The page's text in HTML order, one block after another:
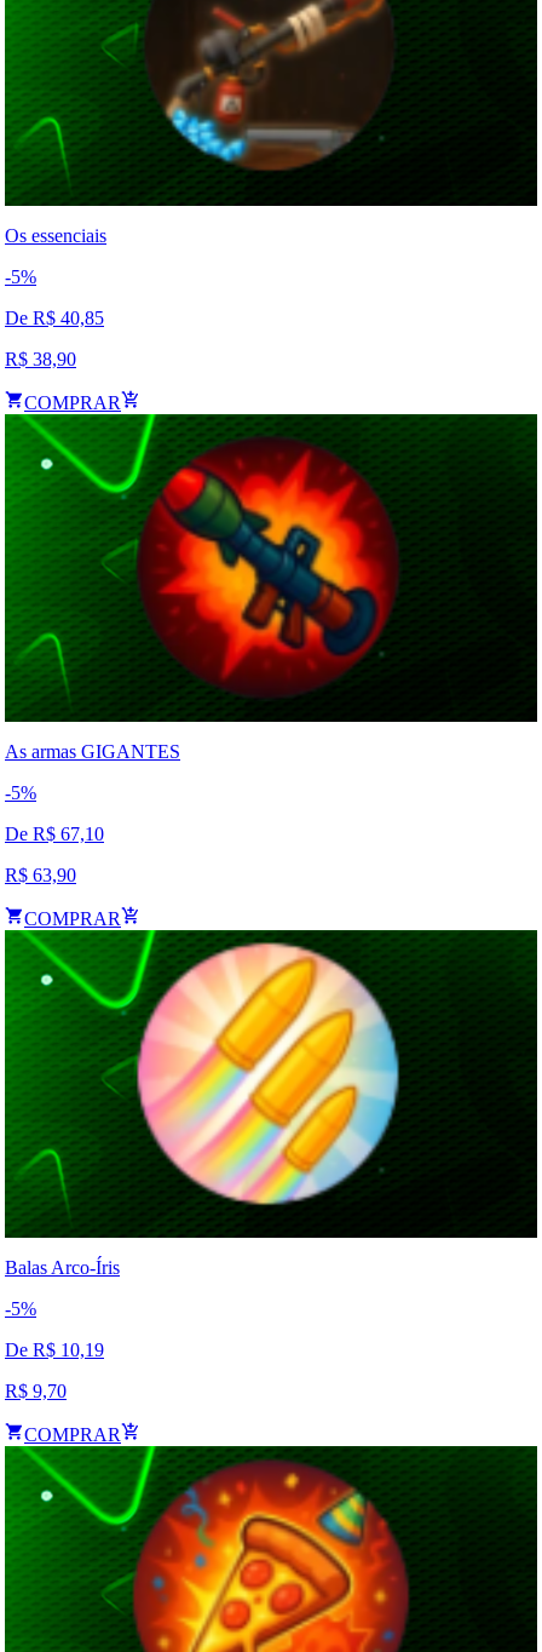
Os essenciais
-5%
De R$ 40,85
R$ 38,90
COMPRAR
As armas GIGANTES
-5%
De R$ 67,10
R$ 63,90
COMPRAR
Balas Arco-Íris
-5%
De R$ 10,19
R$ 9,70
COMPRAR